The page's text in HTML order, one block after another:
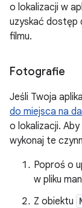
o lokalizacji w
uzyskać dostęp
filmu.
Fotografie
Jeśli Twoja
do miejsca na
o lokalizacji.
wykonaj te
Poproś o
w pliku
Z obiektu